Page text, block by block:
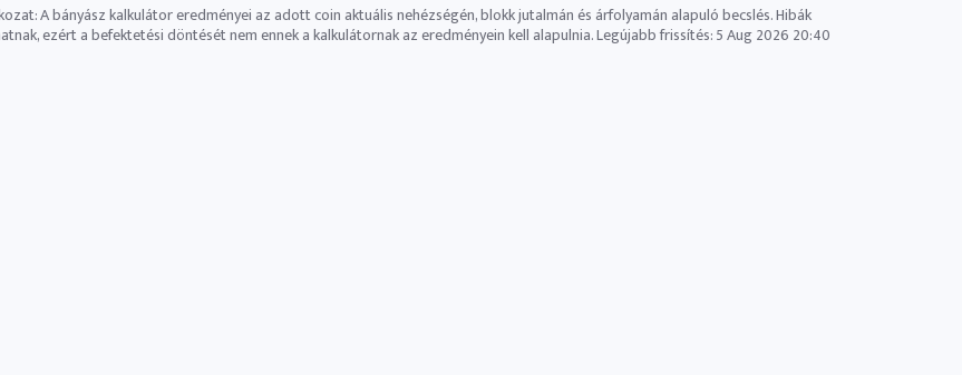
A bányász ​​kalkulátor eredményei az adott coin aktuális nehézségén, blokk jutalmán és árfolyamán alapuló becslés. Hibák
ezért a befektetési döntését nem ennek a kalkulátornak az eredményein kell alapulnia. Legújabb frissítés:5 Aug 2026 20:40